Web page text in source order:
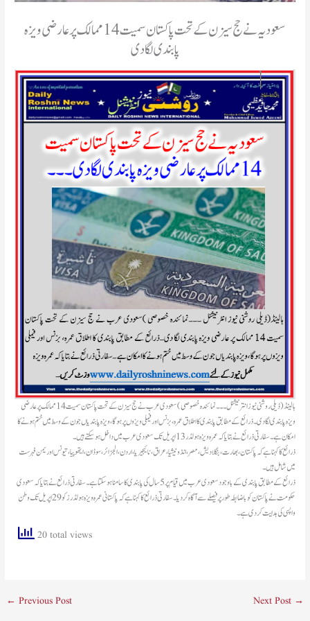
سعودیہ نے حج سیزن کے تحت پاکستان سمیت 14 ممالک پر عارضی ویزہ
پابندی لگا دی
ہالینڈ(ڈیلی روشنی نیوز انترنیشنل ۔۔۔نمائندہ خصوصی )سعودی عرب نے حج سیزن کے تحت پاکستان سمیت 14 ممالک پر عارضی
ویزہ پابندی لگا دی۔ذرائع کے مطابق پابندی کا اطلاق عمرہ، بزنس اور فیملی ویزوں پر ہوگا، ویزہ پابندیاں جون کے وسط میں ختم ہونے کا
امکان ہے۔سفارتی ذرائع نے بتایاکہ عمرہ ویزہ ہولڈر 13 اپریل تک سعودی عرب میں داخل ہوسکتے ہیں۔
ذرائع کا کہنا ہے کہ پاکستان، بھارت، بنگلادیش، مصر، انڈونیشیا، عراق، نائیجیریا، اردن، الجزائر، سوڈان، ایتھوپیا، تیونس اور یمن فہرست
میں شامل ہیں۔
ذرائع کے مطابق پابندی کے باوجود سعودی عرب میں قیام پر 5 سال کی پابندی کا سامنا ہوسکتا ہے۔ سفارتی ذرائع نے بتایاکہ سعودی
حکومت نے پاکستان کوباضابطہ طور پر فیصلے سے آگاہ کردیا۔ سفارتی ذرائع کا کہنا ہے کہ پاکستانی عمرہ ویزہ ہولڈرز کو 29 اپریل تک وطن
واپسی کی ہدایت کردی ہے۔
20 total views
← Previous Post Next Post →